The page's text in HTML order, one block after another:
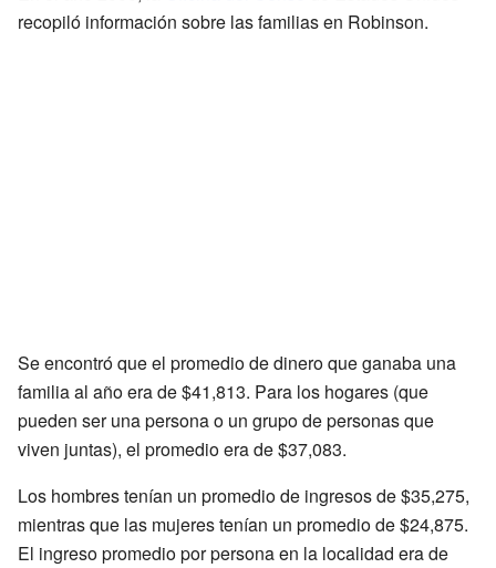
recopiló información sobre las familias en Robinson.
Se encontró que el promedio de dinero que ganaba una
familia al año era de $41,813. Para los hogares (que
pueden ser una persona o un grupo de personas que
viven juntas), el promedio era de $37,083.
Los hombres tenían un promedio de ingresos de $35,275,
mientras que las mujeres tenían un promedio de $24,875.
El ingreso promedio por persona en la localidad era de